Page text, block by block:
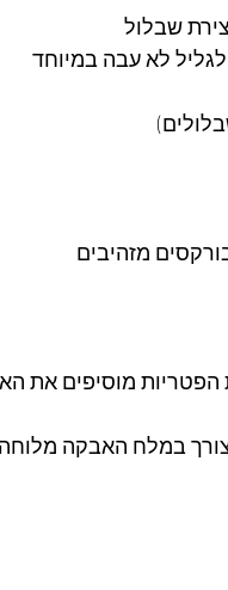
שבלול
לא עבה במיוחד
מוסיפים את
במלח האבקה מלוחה